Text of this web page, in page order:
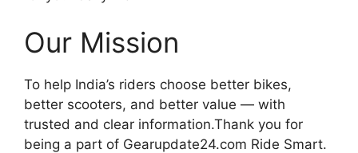
Our Mission
To help India’s riders choose better bikes,
better scooters, and better value — with
trusted and clear information.Thank you for
being a part of Gearupdate24.com Ride Smart.